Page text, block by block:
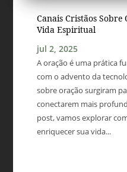
Canais Cristãos Sobre
Vida Espiritual
jul 2, 2025
A oração é uma prática
com o advento da
sobre oração surgiram
conectarem mais
post, vamos explorar
enriquecer sua vida...